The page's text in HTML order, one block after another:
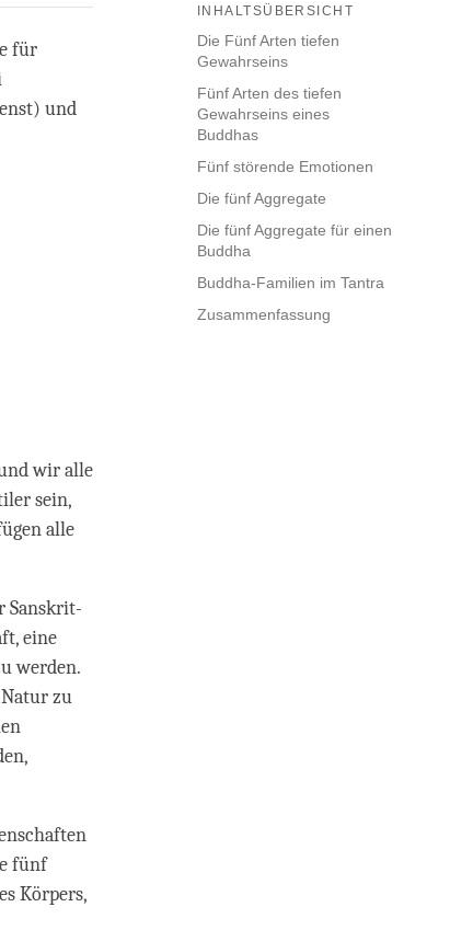
INHALTSÜBERSICHT
Die Fünf Arten tiefen
Gewahrseins
Fünf Arten des tiefen
Gewahrseins eines
Buddhas
Fünf störende Emotionen
Die fünf Aggregate
Die fünf Aggregate für einen
Buddha
Buddha-Familien im Tantra
Zusammenfassung
für
und
wir alle
sein,
alle
Sanskrit-
eine
werden.
zu
fünf
Körpers,